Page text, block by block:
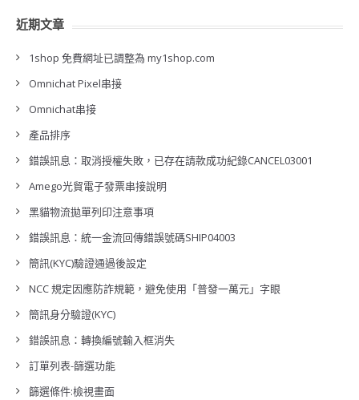
近期文章
1shop 免費網址已調整為 my1shop.com
Omnichat Pixel串接
Omnichat串接
產品排序
錯誤訊息：取消授權失敗，已存在請款成功紀錄CANCEL03001
Amego光貿電子發票串接說明
黑貓物流拋單列印注意事項
錯誤訊息：統一金流回傳錯誤號碼SHIP04003
簡訊(KYC)驗證通過後設定
NCC 規定因應防詐規範，避免使用「普發一萬元」字眼
簡訊身分驗證(KYC)
錯誤訊息：轉換編號輸入框消失
訂單列表-篩選功能
篩選條件:檢視畫面